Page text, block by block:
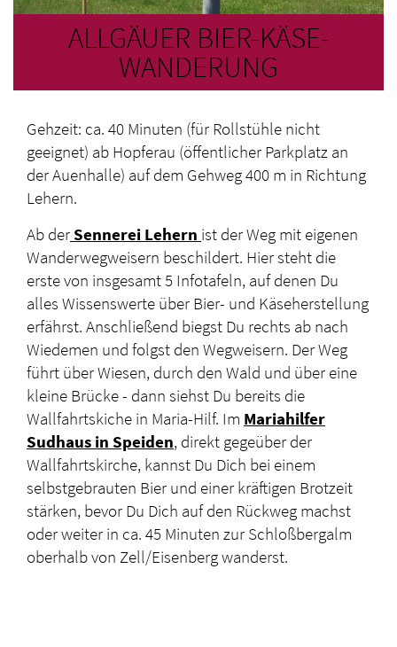
ALLGÄUER BIER-KÄSE-
WANDERUNG
Gehzeit: ca. 40 Minuten (für Rollstühle nicht
geeignet) ab Hopferau (öffentlicher Parkplatz an
der Auenhalle) auf dem Gehweg 400 m in Richtung
Lehern.
Ab derSennerei Lehern ist der Weg mit eigenen
Wanderwegweisern beschildert. Hier steht die
erste von insgesamt 5 Infotafeln, auf denen Du
alles Wissenswerte über Bier- und Käseherstellung
erfährst. Anschließend biegst Du rechts ab nach
Wiedemen und folgst den Wegweisern. Der Weg
führt über Wiesen, durch den Wald und über eine
kleine Brücke - dann siehst Du bereits die
Wallfahrtskiche in Maria-Hilf. Im Mariahilfer
Sudhaus in Speiden, direkt gegeüber der
Wallfahrtskirche, kannst Du Dich bei einem
selbstgebrauten Bier und einer kräftigen Brotzeit
stärken, bevor Du Dich auf den Rückweg machst
oder weiter in ca. 45 Minuten zur Schloßbergalm
oberhalb von Zell/Eisenberg wanderst.